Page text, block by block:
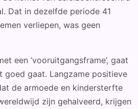
Dat in dezelfde periode 41
verliepen, was geen
een ‘vooruitgangsframe’, gaat
goed gaat. Langzame positieve
de armoede en kindersterfte
zijn gehalveerd, krijgen